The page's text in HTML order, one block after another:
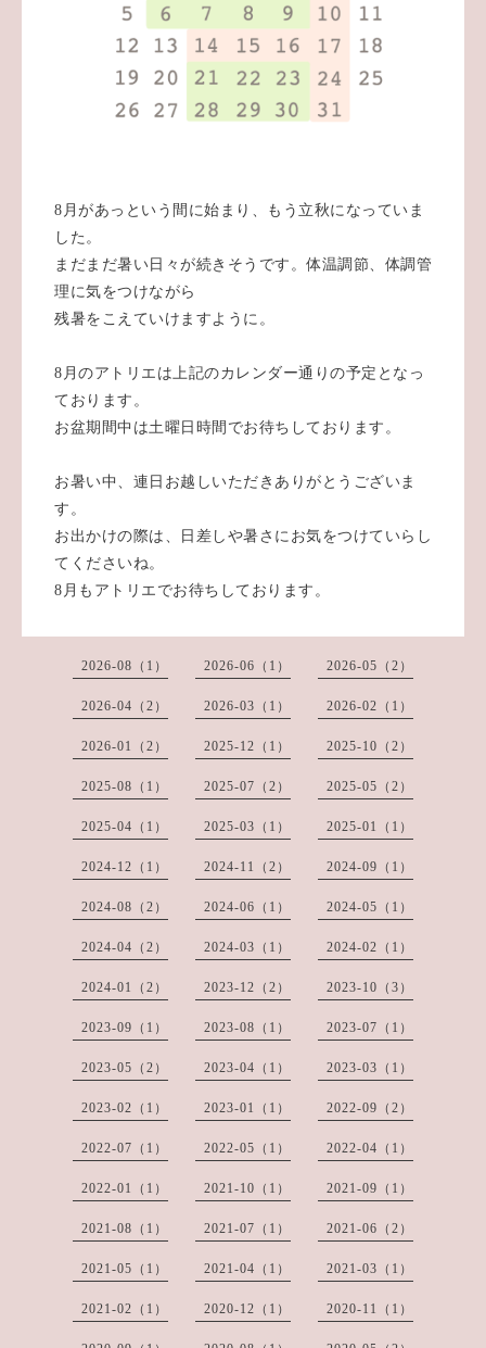
8月があっという間に始まり、もう立秋になっていま
した。
まだまだ暑い日々が続きそうです。体温調節、体調管
理に気をつけながら
残暑をこえていけますように。
8月のアトリエは上記のカレンダー通りの予定となっ
ております。
お盆期間中は土曜日時間でお待ちしております。
お暑い中、連日お越しいただきありがとうございま
す。
お出かけの際は、日差しや暑さにお気をつけていらし
てくださいね。
8月もアトリエでお待ちしております。
2026-08（1） 2026-06（1） 2026-05（2）
2026-04（2） 2026-03（1） 2026-02（1）
2026-01（2） 2025-12（1） 2025-10（2）
2025-08（1） 2025-07（2） 2025-05（2）
2025-04（1） 2025-03（1） 2025-01（1）
2024-12（1） 2024-11（2） 2024-09（1）
2024-08（2） 2024-06（1） 2024-05（1）
2024-04（2） 2024-03（1） 2024-02（1）
2024-01（2） 2023-12（2） 2023-10（3）
2023-09（1） 2023-08（1） 2023-07（1）
2023-05（2） 2023-04（1） 2023-03（1）
2023-02（1） 2023-01（1） 2022-09（2）
2022-07（1） 2022-05（1） 2022-04（1）
2022-01（1） 2021-10（1） 2021-09（1）
2021-08（1） 2021-07（1） 2021-06（2）
2021-05（1） 2021-04（1） 2021-03（1）
2021-02（1） 2020-12（1） 2020-11（1）